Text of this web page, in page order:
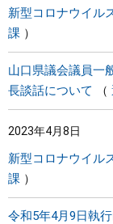
新型コロナウイル
課
山口県議会議員一
長談話について
2023年4月8日
新型コロナウイル
課
令和5年4月9日執